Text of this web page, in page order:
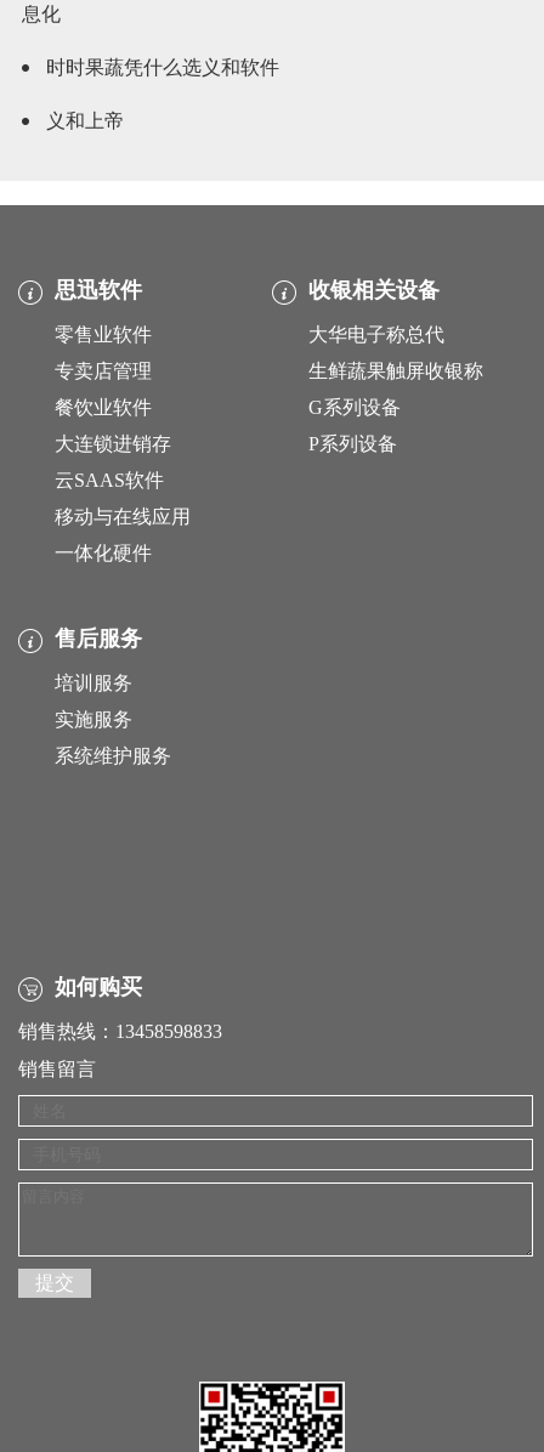
息化
时时果蔬凭什么选义和软件
义和上帝
思迅软件
零售业软件
专卖店管理
餐饮业软件
大连锁进销存
云SAAS软件
移动与在线应用
一体化硬件
收银相关设备
大华电子称总代
生鲜蔬果触屏收银称
G系列设备
P系列设备
售后服务
培训服务
实施服务
系统维护服务
如何购买
销售热线：13458598833
销售留言